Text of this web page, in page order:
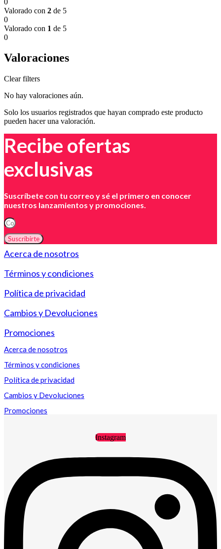
Valorado con 2 de 5
0
Valorado con 1 de 5
0
Valoraciones
Clear filters
No hay valoraciones aún.
Solo los usuarios registrados que hayan comprado este producto
pueden hacer una valoración.
Recibe ofertas
exclusivas
Suscríbete con tu correo y sé el primero en conocer
nuestros lanzamientos y promociones.
Suscribirte
Acerca de nosotros
Términos y condiciones
Política de privacidad
Cambios y Devoluciones
Promociones
Acerca de nosotros
Términos y condiciones
Política de privacidad
Cambios y Devoluciones
Promociones
Instagram